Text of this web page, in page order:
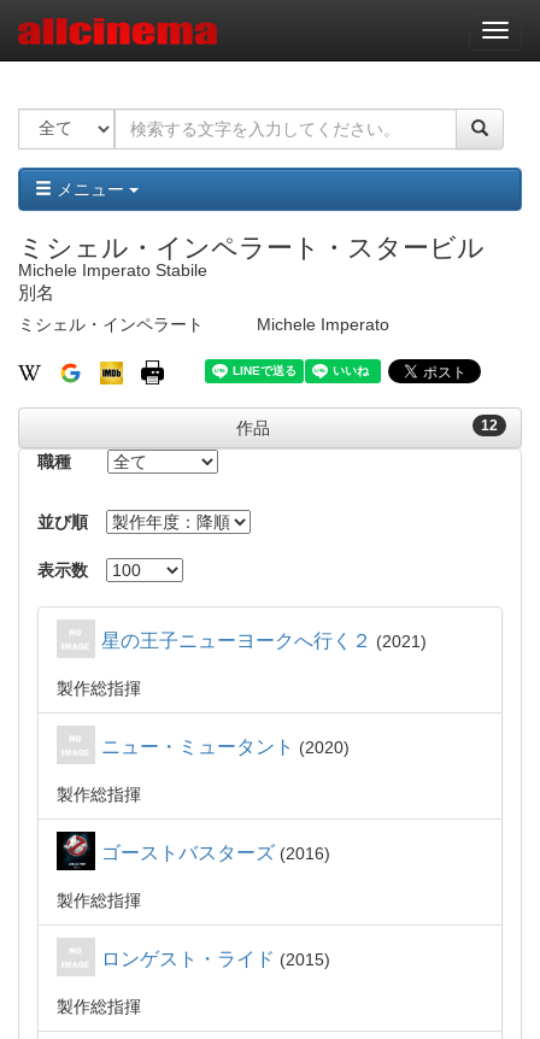
ナ
ビ
ー
ョ
ン
メニュー
ミシェル・インペラート・スタービル
Michele Imperato Stabile
別名
ミシェル・インペラート Michele Imperato
12
作品
職種
並び順
表示数
星の王子ニューヨークへ行く２ 2021
製作総指揮
ニュー・ミュータント 2020
製作総指揮
ゴーストバスターズ 2016
製作総指揮
ロンゲスト・ライド 2015
製作総指揮